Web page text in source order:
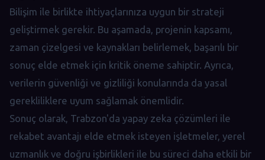
Bilişim ile birlikte ihtiyaçlarınıza uygun bir strateji
geliştirmek gerekir. Bu aşamada, projenin kapsamı,
zaman çizelgesi ve kaynakları belirlemek, başarılı bir
sonuç elde etmek için kritik öneme sahiptir. Ayrıca,
verilerin güvenliği ve gizliliği konularında da yasal
gerekliliklere uyum sağlamak önemlidir.
Sonuç olarak, Trabzon'da yapay zeka çözümleri ile
rekabet avantajı elde etmek isteyen işletmeler, yerel
uzmanlık ve doğru işbirlikleri ile bu süreci daha etkili bir